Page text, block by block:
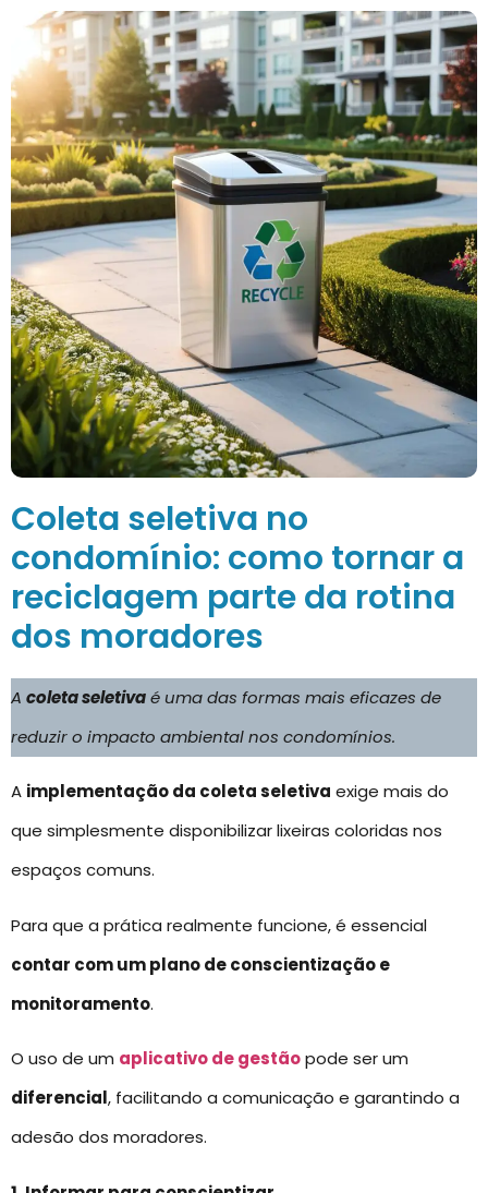
Coleta seletiva no
condomínio: como tornar a
reciclagem parte da rotina
dos moradores
A coleta seletivaé uma das formas mais eficazes de
reduzir o impacto ambiental nos condomínios.
A implementação da coleta seletiva exige mais do
que simplesmente disponibilizar lixeiras coloridas nos
espaços comuns.
Para que a prática realmente funcione, é essencial
contar com um plano de conscientização e
monitoramento.
O uso de um aplicativo de gestãopode ser um
diferencial, facilitando a comunicação e garantindo a
adesão dos moradores.